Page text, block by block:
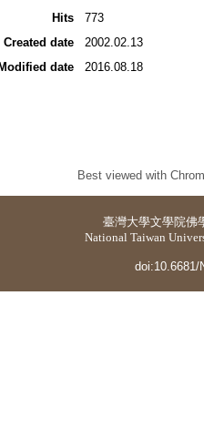
Hits
773
Created date
2002.02.13
Modified date
2016.08.18
Best viewed with
臺灣大學文學院佛
National Taiwan
doi:10.6681/